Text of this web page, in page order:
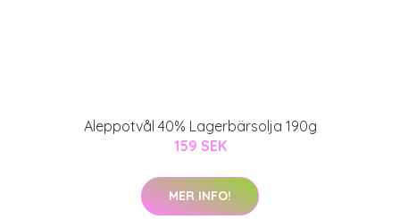
Aleppotvål 40% Lagerbärsolja 190g
159 SEK
MER INFO!